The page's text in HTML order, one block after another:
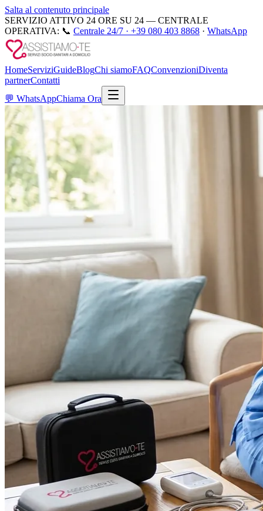
Salta al contenuto principale
SERVIZIO ATTIVO 24 ORE SU 24 — CENTRALE
OPERATIVA: 📞 Centrale 24/7 · +39 080 403 8868 · WhatsApp
HomeServiziGuideBlogChi siamoFAQConvenzioniDiventa
partnerContatti
💬 WhatsAppChiama Ora